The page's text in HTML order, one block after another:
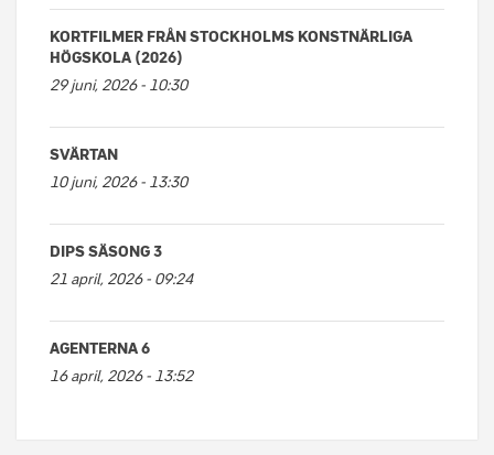
KORTFILMER FRÅN STOCKHOLMS KONSTNÄRLIGA
HÖGSKOLA (2026)
29 juni, 2026 - 10:30
SVÄRTAN
10 juni, 2026 - 13:30
DIPS SÄSONG 3
21 april, 2026 - 09:24
AGENTERNA 6
16 april, 2026 - 13:52